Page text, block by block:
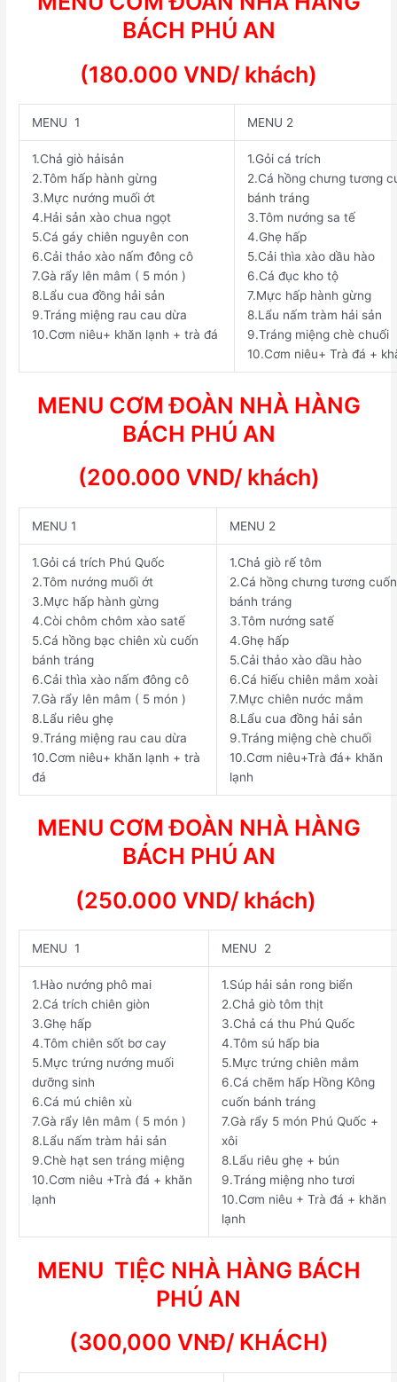
BÁCH PHÚ AN
(180.000 VND/ khách)
MENU 1 MENU 2
1.Chả giò hảisản
2.Tôm hấp hành gừng
3.Mực nướng muối ớt
4.Hải sản xào chua ngọt
5.Cá gáy chiên nguyên con
6.Cải thảo xào nấm đông cô
7.Gà rẩy lên mâm ( 5 món )
8.Lẩu cua đồng hải sản
9.Tráng miệng rau cau dừa
10.Cơm niêu+ khăn lạnh + trà đá
1.Gỏi cá trích
2.Cá hồng chưng tương
bánh tráng
3.Tôm nướng sa tế
4.Ghẹ hấp
5.Cải thìa xào dầu hào
6.Cá đục kho tộ
7.Mực hấp hành gừng
8.Lẩu nấm tràm hải sản
9.Tráng miệng chè chuối
10.Cơm niêu+ Trà đá +
MENU CƠM ĐOÀN NHÀ HÀNG
BÁCH PHÚ AN
(200.000 VND/ khách)
MENU 1 MENU 2
1.Gỏi cá trích Phú Quốc
2.Tôm nướng muối ớt
3.Mực hấp hành gừng
4.Còi chôm chôm xào satế
5.Cá hồng bạc chiên xù cuốn
bánh tráng
6.Cải thìa xào nấm đông cô
7.Gà rẩy lên mâm ( 5 món )
8.Lẩu riêu ghẹ
9.Tráng miệng rau cau dừa
10.Cơm niêu+ khăn lạnh + trà
đá
1.Chả giò rế tôm
2.Cá hồng chưng tương cuốn
bánh tráng
3.Tôm nướng satế
4.Ghẹ hấp
5.Cải thảo xào dầu hào
6.Cá hiếu chiên mắm xoài
7.Mực chiên nước mắm
8.Lẩu cua đồng hải sản
9.Tráng miệng chè chuối
10.Cơm niêu+Trà đá+ khăn
lạnh
MENU CƠM ĐOÀN NHÀ HÀNG
BÁCH PHÚ AN
(250.000 VND/ khách)
MENU 1 MENU 2
1.Hào nướng phô mai
2.Cá trích chiên giòn
3.Ghẹ hấp
4.Tôm chiên sốt bơ cay
5.Mực trứng nướng muối
dưỡng sinh
6.Cá mú chiên xù
7.Gà rẩy lên mâm ( 5 món )
8.Lẩu nấm tràm hải sản
9.Chè hạt sen tráng miệng
10.Cơm niêu +Trà đá + khăn
lạnh
1.Súp hải sản rong biển
2.Chả giò tôm thịt
3.Chả cá thu Phú Quốc
4.Tôm sú hấp bia
5.Mực trứng chiên mắm
6.Cá chẽm hấp Hồng Kông
cuốn bánh tráng
7.Gà rẩy 5 món Phú Quốc +
xôi
8.Lẩu riêu ghẹ + bún
9.Tráng miệng nho tươi
10.Cơm niêu + Trà đá + khăn
lạnh
MENU TIỆC NHÀ HÀNG BÁCH
PHÚ AN
(300,000 VNĐ/ KHÁCH)